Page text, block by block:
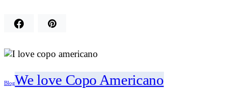
BlogWe love Copo Americano